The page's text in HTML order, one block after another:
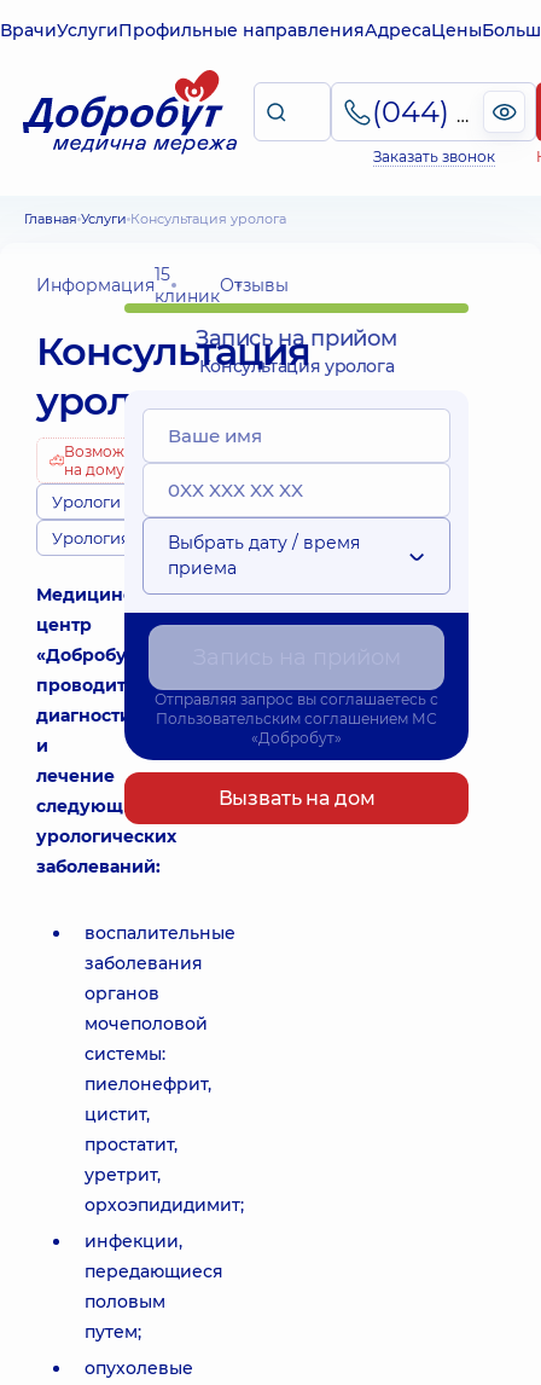
ВрачиУслугиПрофильные направленияАдресаЦены
(044) 495-2-888
Заказать звонок
Главная Услуги Консультация уролога
Информация15
клиникОтзывы
Консультация
уролога
Возможно
на дому
Урологи
Урология
Медицинский
центр
«Добробут»
проводит
диагностику
и
лечение
следующих
урологических
заболеваний:
воспалительные
заболевания
органов
мочеполовой
системы:
пиелонефрит,
цистит,
простатит,
уретрит,
орхоэпидидимит;
инфекции,
передающиеся
половым
путем;
опухолевые
Запись на прийом
Консультация уролога
Выбрать дату / время
приема
Отправляя запрос вы соглашаетесь с
Пользовательским соглашением МС
«Добробут»
Вызвать на дом